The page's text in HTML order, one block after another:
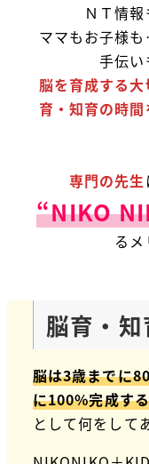
ＮＴ情
ママもお子様
手伝い
脳を育成する
育・知育の時
専門の先生
“NIKO
る
脳育・知
脳は3歳までに
に100%完成する
として何をして